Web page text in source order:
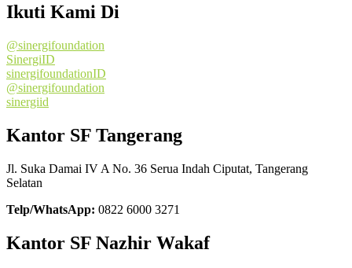
Ikuti Kami Di
@sinergifoundation
SinergiID
sinergifoundationID
@sinergifoundation
sinergiid
Kantor SF Tangerang
Jl. Suka Damai IV A No. 36 Serua Indah Ciputat, Tangerang
Selatan
Telp/WhatsApp: 0822 6000 3271
Kantor SF Nazhir Wakaf